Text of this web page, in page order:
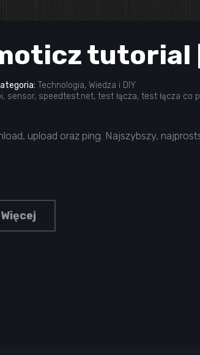
tutorial
Technologia, Wiedza i DIY
, sensor, speedtest.net, test łącza, test łącza co
upload oraz ping. Najszybszy,
Więcej